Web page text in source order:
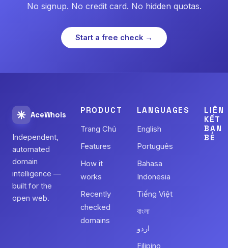
No signup. No credit card. No hidden quotas.
Start a free check →
AceWhois
Independent,
automated
domain
intelligence —
built for the
open web.
PRODUCT
Trang Chủ
Features
How it
works
Recently
checked
domains
LANGUAGES
English
Português
Bahasa
Indonesia
Tiếng Việt
বাংলা
اردو
Filipino
LIÊN
KẾT
BẠN
BÈ